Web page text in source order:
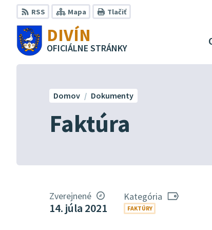
Preskočiť
na
obsah
RSS Mapa Tlačiť
DIVÍN
OFICIÁLNE STRÁNKY
Faktúra
Domov Dokumenty
Zverejnené
14. júla 2021
Kategória
FAKTÚRY